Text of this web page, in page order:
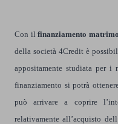
Con ilfinanziamento
della società 4Credit è
appositamente studiata per i
finanziamento si potrà
può arrivare a coprire
relativamente all’acquisto